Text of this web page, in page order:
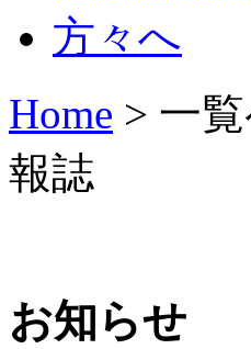
Home > 一
報誌
お知らせ